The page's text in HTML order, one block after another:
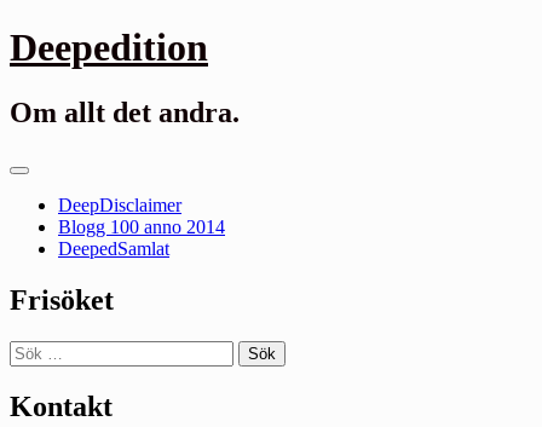
Gå
till
Deepedition
Om allt det andra.
Primär
DeepDisclaimer
Blogg 100 anno 2014
DeepedSamlat
Frisöket
Sök
efter:
Kontakt